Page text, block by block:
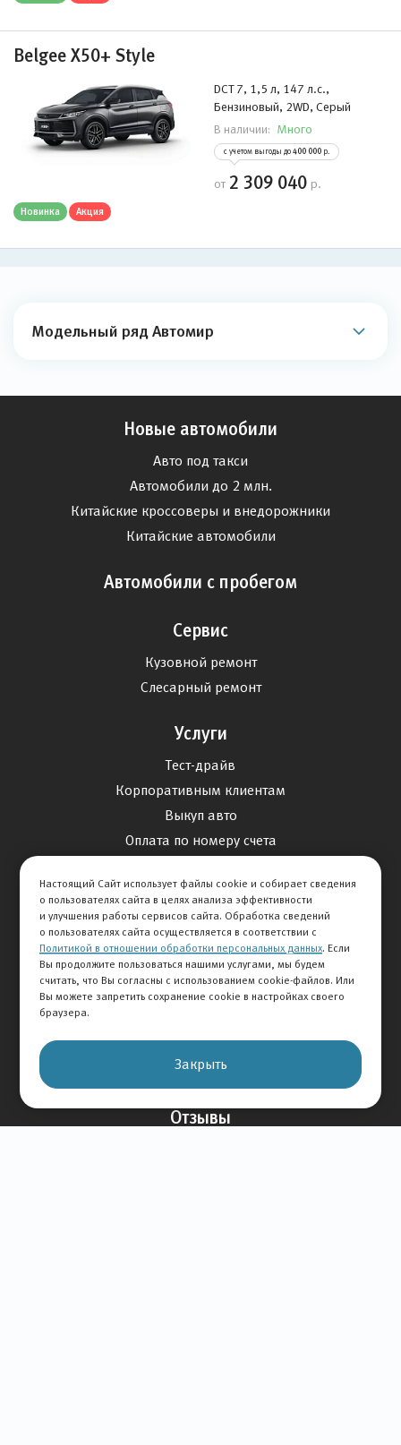
Belgee Х50+ Style
DCT 7, 1,5 л, 147 л.с.,
Бензиновый, 2WD, Серый
В наличии: Много
с учетом выгоды до 400 000 р.
от 2 309 040 р.
Новинка Акция
Модельный ряд Автомир
Новые автомобили
Авто под такси
Автомобили до 2 млн.
Китайские кроссоверы и внедорожники
Китайские автомобили
Автомобили с пробегом
Сервис
Кузовной ремонт
Слесарный ремонт
Услуги
Тест-драйв
Корпоративным клиентам
Выкуп авто
Оплата по номеру счета
Финансовые услуги
Кредитование
Страхование
Спецпредложения
Дисконтная программа
Отзывы
Настоящий Сайт использует файлы cookie и собирает сведения
о пользователях сайта в целях анализа эффективности
и улучшения работы сервисов сайта. Обработка сведений
о пользователях сайта осуществляется в соответствии с
Политикой в отношении обработки персональных данных. Если
Вы продолжите пользоваться нашими услугами, мы будем
считать, что Вы согласны с использованием cookie-файлов. Или
Вы можете запретить сохранение cookie в настройках своего
браузера.
Закрыть